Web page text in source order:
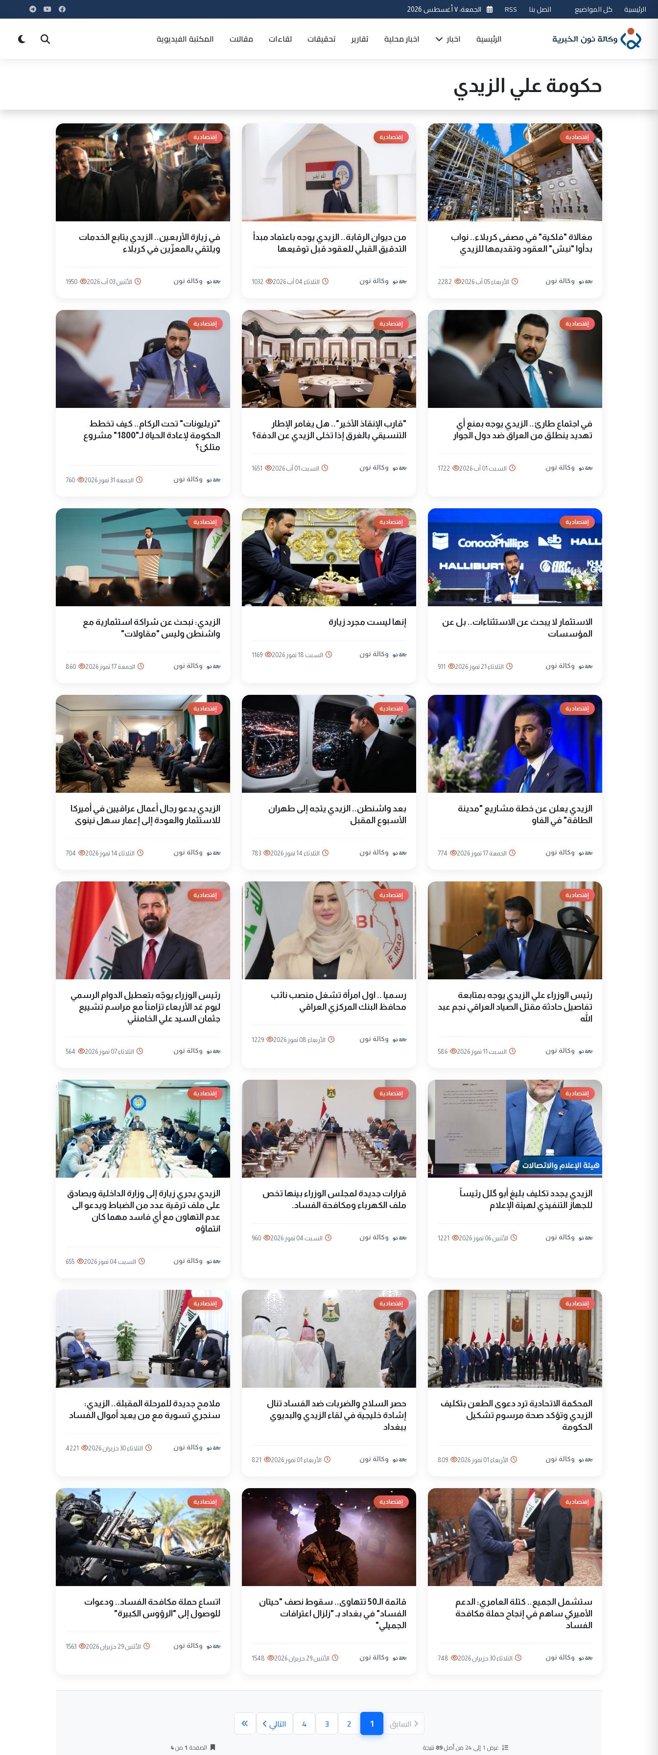
الرئيسية كل المواضيع اتصل بنا RSS الجمعة، ٧ أغسطس 2026
الرئيسية اخبار اخبار محلية تقارير تحقيقات لقاءات مقالات المكتبة الفيديوية
حكومة علي الزيدي
إقتصادية
مغالاة "فلكية" في مصفى كربلاء.. نواب
بدأوا "نبش" العقود وتقديمها للزيدي
وكالة نون الأربعاء 05 آب 2026 2282
إقتصادية
من ديوان الرقابة.. الزيدي يوجه باعتماد مبدأ
التدقيق القبلي للعقود قبل توقيعها
وكالة نون الثلاثاء 04 آب 2026 1032
إقتصادية
في زيارة الأربعين.. الزيدي يتابع الخدمات
ويلتقي بالمعزّين في كربلاء
وكالة نون الأثنين 03 آب 2026 1950
إقتصادية
في اجتماع طارئ.. الزيدي يوجه بمنع أي
تهديد ينطلق من العراق ضد دول الجوار
وكالة نون السبت 01 آب 2026 1722
إقتصادية
"قارب الإنقاذ الأخير".. هل يغامر الإطار
التنسيقي بالغرق إذا تخلى الزيدي عن الدفة؟
وكالة نون السبت 01 آب 2026 1651
إقتصادية
"تريليونات" تحت الركام.. كيف تخطط
الحكومة لإعادة الحياة لـ"1800" مشروع
متلكئ؟
وكالة نون الجمعة 31 تموز 2026 760
إقتصادية
الاستثمار لا يبحث عن الاستثناءات.. بل عن
المؤسسات
وكالة نون الثلاثاء 21 تموز 2026 911
إقتصادية
إنها ليست مجرد زيارة
وكالة نون السبت 18 تموز 2026 1169
إقتصادية
الزيدي: نبحث عن شراكة استثمارية مع
واشنطن وليس "مقاولات"
وكالة نون الجمعة 17 تموز 2026 860
إقتصادية
الزيدي يعلن عن خطة مشاريع "مدينة
الطاقة" في الفاو
وكالة نون الجمعة 17 تموز 2026 774
إقتصادية
بعد واشنطن.. الزيدي يتجه إلى طهران
الأسبوع المقبل
وكالة نون الثلاثاء 14 تموز 2026 783
إقتصادية
الزيدي يدعو رجال أعمال عراقيين في أميركا
للاستثمار والعودة إلى إعمار سهل نينوى
وكالة نون الثلاثاء 14 تموز 2026 704
إقتصادية
رئيس الوزراء علي الزيدي يوجه بمتابعة
تفاصيل حادثة مقتل الصياد العراقي نجم عبد
الله
وكالة نون السبت 11 تموز 2026 586
إقتصادية
رسميا .. اول امرأة تشغل منصب نائب
محافظ البنك المركزي العراقي
وكالة نون الأربعاء 08 تموز 2026 1229
إقتصادية
رئيس الوزراء يوجّه بتعطيل الدوام الرسمي
ليوم غد الأربعاء تزامناً مع مراسم تشييع
جثمان السيد علي الخامنئي
وكالة نون الثلاثاء 07 تموز 2026 564
إقتصادية
الزيدي يجدد تكليف بليغ أبو گلل رئيساً
للجهاز التنفيذي لهيئة الإعلام
وكالة نون الأثنين 06 تموز 2026 1221
إقتصادية
قرارات جديدة لمجلس الوزراء بينها تخص
ملف الكهرباء ومكافحة الفساد.
وكالة نون السبت 04 تموز 2026 960
إقتصادية
الزيدي يجري زيارة إلى وزارة الداخلية ويصادق
على ملف ترقية عدد من الضباط ويدعو الى
عدم التهاون مع أي فاسد مهما كان
انتماؤه
وكالة نون السبت 04 تموز 2026 655
إقتصادية
المحكمة الاتحادية ترد دعوى الطعن بتكليف
الزيدي وتؤكد صحة مرسوم تشكيل
الحكومة
وكالة نون الأربعاء 01 تموز 2026 809
إقتصادية
حصر السلاح والضربات ضد الفساد تنال
إشادة خليجية في لقاء الزيدي والبديوي
ببغداد
وكالة نون الأربعاء 01 تموز 2026 821
إقتصادية
ملامح جديدة للمرحلة المقبلة.. الزيدي:
سنجري تسوية مع من يعيد أموال الفساد
وكالة نون الثلاثاء 30 حزيران 2026 4221
إقتصادية
ستشمل الجميع.. كتلة العامري: الدعم
الأميركي ساهم في إنجاح حملة مكافحة
الفساد
وكالة نون الثلاثاء 30 حزيران 2026 748
إقتصادية
قائمة الـ50 تتهاوى.. سقوط نصف "حيتان
الفساد" في بغداد بـ "زلزال اعترافات
الجميلي"
وكالة نون الأثنين 29 حزيران 2026 1548
إقتصادية
اتساع حملة مكافحة الفساد.. ودعوات
للوصول إلى "الرؤوس الكبيرة"
وكالة نون الأثنين 29 حزيران 2026 1563
السابق 1(الصفحة الحالية)
2
3
4 التالي
عرض 1 إلى 24 من أصل 89 نتيجة الصفحة 1من4